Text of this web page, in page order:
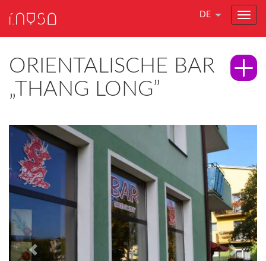
DE
ORIENTALISCHE BAR
„THANG LONG”